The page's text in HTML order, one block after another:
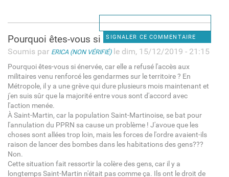
SIGNALER CE COMMENTAIRE
Pourquoi êtes-vous si énervée
Soumis par ERICA (NON VÉRIFIÉ)le dim, 15/12/2019 - 21:15
Pourquoi êtes-vous si énervée, car elle a refusé l'accès aux
militaires venu renforcé les gendarmes sur le territoire ? En
Métropole, il y a une grève qui dure plusieurs mois maintenant et
j'en suis sûr que la majorité entre vous sont d'accord avec
l'action menée.
À Saint-Martin, car la population Saint-Martinoise, se bat pour
l'annulation du PPRN sa cause un problème ! J'avoue que les
choses sont allées trop loin, mais les forces de l'ordre avaient-ils
raison de lancer des bombes dans les habitations des gens???
Non.
Cette situation fait ressortir la colère des gens, car il y a
longtemps Saint-Martin n'était pas comme ça. Ils ont le droit de